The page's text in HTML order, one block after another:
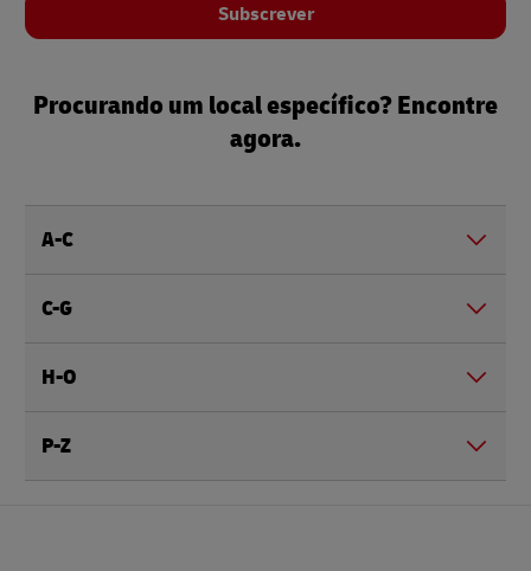
Subscrever
Procurando um local específico? Encontre
agora.
A-C
C-G
H-O
P-Z